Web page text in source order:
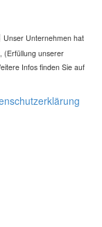
Unser Unternehmen hat
(Erfüllung unserer
Infos finden Sie auf